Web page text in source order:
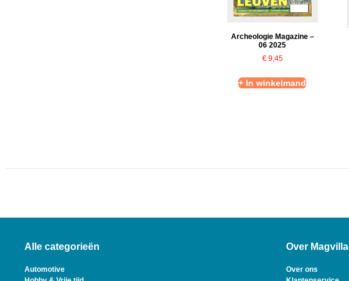
Archeologie Magazine –
06 2025
€9,45
+ In winkelmand
Alle categorieën
Automotive
Over Magvilla
Over ons